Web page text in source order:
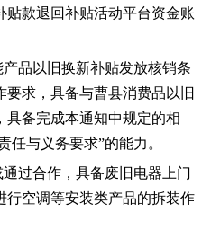
贴款退回补贴活动平台资金账
产品 以旧换新补贴发放核销条
要求，具备与曹县消费品 以旧
具备完成本通知中规定的相
任与义务要求”的能力。
通过合作，具备废旧电器 上门
行空调等安装类产品的拆装作